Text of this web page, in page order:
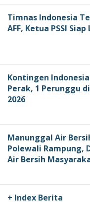
Timnas Indonesia
AFF, Ketua PSSI
Kontingen Indonesia
Perak, 1 Perunggu
2026
Manunggal Air
Polewali Rampung,
Air Bersih
+ Index Berita